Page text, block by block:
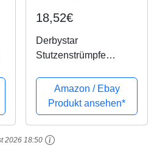
18,52€
Derbystar
Stutzenstrümpfe
Stutzentape Grün Gr.
37-41
Amazon / Ebay
Produkt ansehen*
2026 18:50